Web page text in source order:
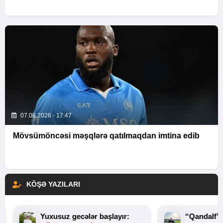
07.08.2026 - 17:47
Mövsümöncəsi məşqlərə qatılmaqdan imtina edib
KÖŞƏ YAZILARI
Yuxusuz gecələr başlayır: